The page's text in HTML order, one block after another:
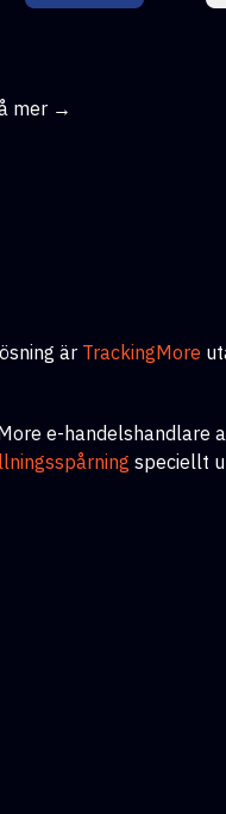
mer →
är TrackingMore
e-
speciellt